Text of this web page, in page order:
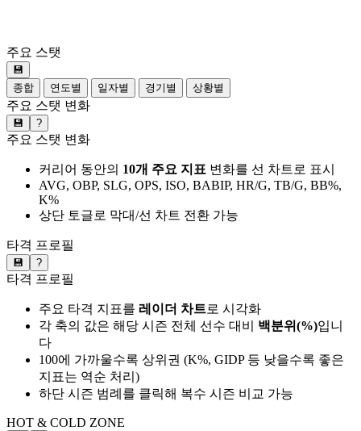
주요 스탯
💾
종합
연도별 일자별 경기별 상황별
주요 스탯 변화
💾 ?
주요 스탯 변화
커리어 동안의 10개 주요 지표 변화를 선 차트로 표시
AVG, OBP, SLG, OPS, ISO, BABIP, HR/G, TB/G, BB%,
K%
상단 토글로 막대/선 차트 전환 가능
타격 프로필
💾 ?
타격 프로필
주요 타격 지표를 레이더 차트로 시각화
각 축의 값은 해당 시즌 전체 선수 대비 백분위(%)입니
다
100에 가까울수록 상위권 (K%, GIDP 등 낮을수록 좋은
지표는 역순 처리)
하단 시즌 범례를 클릭해 복수 시즌 비교 가능
HOT & COLD ZONE